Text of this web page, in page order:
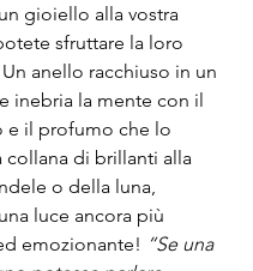
gioiello alla vostra
sfruttare la loro
anello racchiuso in un
inebria la mente con il
e il profumo che lo
collana di brillanti alla
o della luna,
luce ancora più
emozionante! “Se una